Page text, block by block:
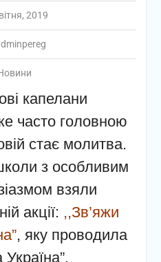
2019
капелани
часто головною
стає молитва.
з особливим
взяли
акції: ,,Зв’яжи
, яку проводила